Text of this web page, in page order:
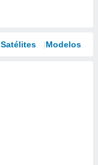
Satélites Modelos